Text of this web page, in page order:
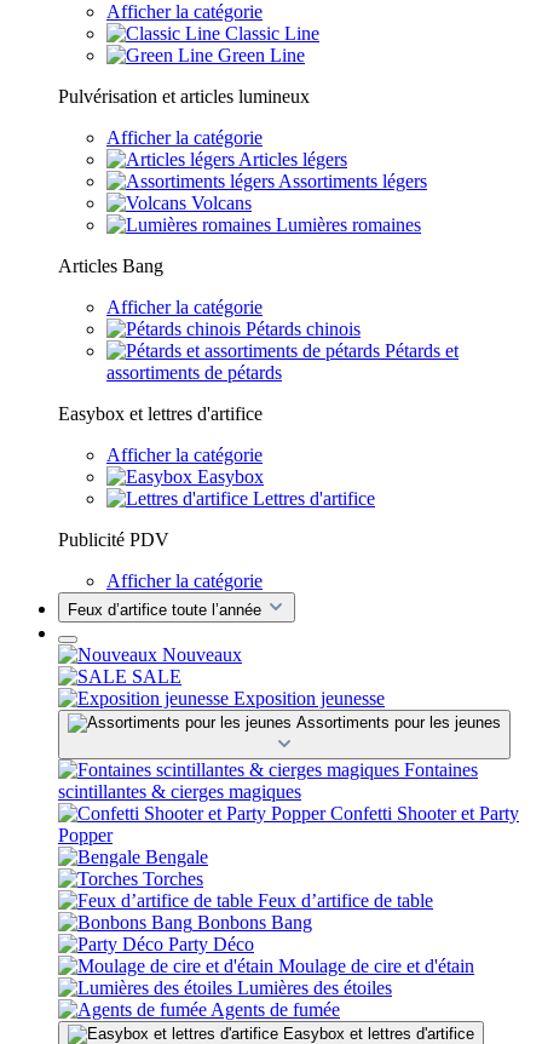
Afficher la catégorie
Classic Line
Green Line
Pulvérisation et articles lumineux
Afficher la catégorie
Articles légers
Assortiments légers
Volcans
Lumières romaines
Articles Bang
Afficher la catégorie
Pétards chinois
Pétards et
assortiments de pétards
Easybox et lettres d'artifice
Afficher la catégorie
Easybox
Lettres d'artifice
Publicité PDV
Afficher la catégorie
Feux d’artifice toute l’année
Nouveaux
SALE
Exposition jeunesse
Assortiments pour les jeunes
Fontaines
scintillantes & cierges magiques
Confetti Shooter et Party
Popper
Bengale
Torches
Feux d’artifice de table
Bonbons Bang
Party Déco
Moulage de cire et d'étain
Lumières des étoiles
Agents de fumée
Easybox et lettres d'artifice